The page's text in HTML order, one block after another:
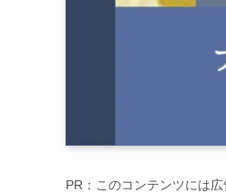
PR：このコンテンツには